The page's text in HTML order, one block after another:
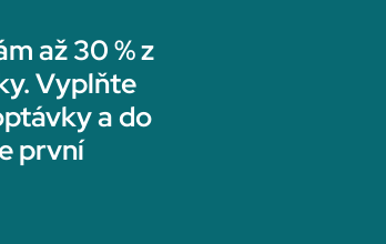
až 30 % z
Vyplňte
a do
první